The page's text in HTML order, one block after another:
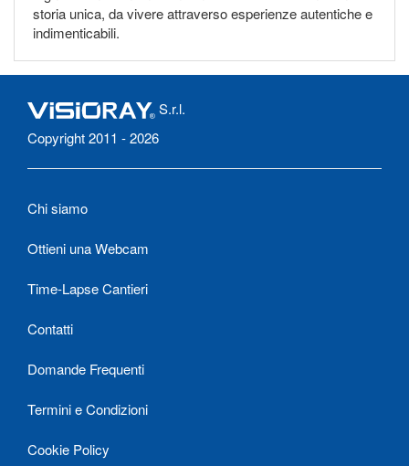
storia unica, da vivere attraverso esperienze autentiche e
indimenticabili.
S.r.l.
Copyright 2011 - 2026
Chi siamo
Ottieni una Webcam
Time-Lapse Cantieri
Contatti
Domande Frequenti
Termini e Condizioni
Cookie Policy